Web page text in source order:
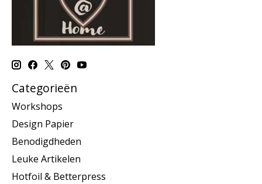
Categorieën
Workshops
Design Papier
Benodigdheden
Leuke Artikelen
Hotfoil & Betterpress